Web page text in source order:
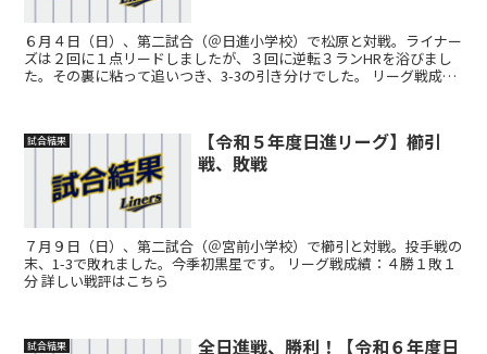
６月４日（日）、第二試合（＠日進小学校）で松原と対戦。ライナー
ズは２回に１点リードしましたが、３回に逆転３ランHRを浴びまし
た。その裏に粘って追いつき、3-3の引き分けでした。 リーグ戦成
試合結果
【令和５年度日進リーグ】櫛引
戦、敗戦
７月９日（日）、第二試合（＠宮前小学校）で櫛引と対戦。投手戦の
末、1-3で敗れました。今季初黒星です。 リーグ戦成績：４勝１敗１
分 詳しい戦評はこちら
試合結果 全日進戦、勝利！【令和６年度日